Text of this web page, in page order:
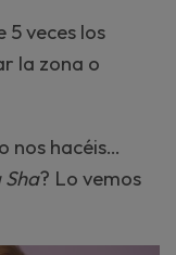
veces los
la zona o
nos hacéis…
? Lo vemos